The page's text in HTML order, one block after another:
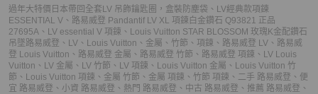
過年大特價日本帶回全套LV 吊飾鑰匙圈，盒裝防塵袋 、 LV經典款項鍊
ESSENTIAL V 、 路易威登 Pandantif LV XL 項鍊白金鑽石 Q93821 正品
27695A 、 LV essential V 項鍊 、 Louis Vuitton STAR BLOSSOM 玫瑰K金配鑽石
吊墜路易威登 、 LV 、 Louis Vuitton 、 金屬 、 竹節 、 項鍊 、 路易威登 LV 、 路易威
登 Louis Vuitton 、 路易威登 金屬 、 路易威登 竹節 、 路易威登 項鍊 、 LV Louis
Vuitton 、 LV 金屬 、 LV 竹節 、 LV 項鍊 、 Louis Vuitton 金屬 、 Louis Vuitton 竹
節 、 Louis Vuitton 項鍊 、 金屬 竹節 、 金屬 項鍊 、 竹節 項鍊 、 二手 路易威登 、 便
宜 路易威登 、 小資 路易威登 、 熱門 路易威登 、 中古 路易威登 、 推薦 路易威登 、